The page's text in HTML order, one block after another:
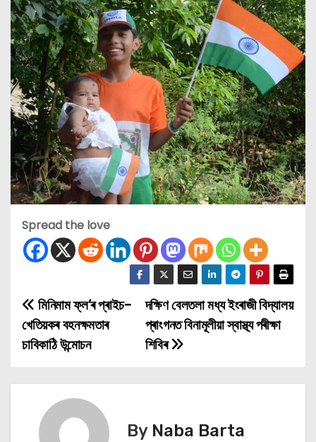
Spread the love
P
o
দক্ষিণ বেলতলা মধ্য ইংৰাজী বিদ্যালয়
প্ৰাংগনত বিনামূলীয়া স্বাস্থ্য পৰীক্ষা
শিবিৰ
মিনিমাম ফ্ল’ৰ প্ৰাইচ-
খেতিয়কৰ বহনক্ষমতাৰ
চাবিকাঠি উন্মোচন
By Naba Barta